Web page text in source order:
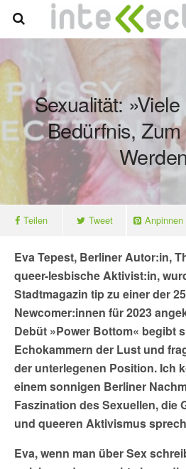
Sexualität:
Bedürfnis,
Teilen Tweet Anpinnen
Eva Tepest, Berliner Autor:in,
queer-lesbische Aktivist:in,
Stadtmagazin tip zu einer der
Newcomer:innen für 2023
Debüt »Power Bottom« begibt
Echokammern der Lust und
der unterlegenen Position. Ich
einem sonnigen Berliner
Faszination des Sexuellen, die
und queeren Aktivismus
Eva, wenn man über Sex